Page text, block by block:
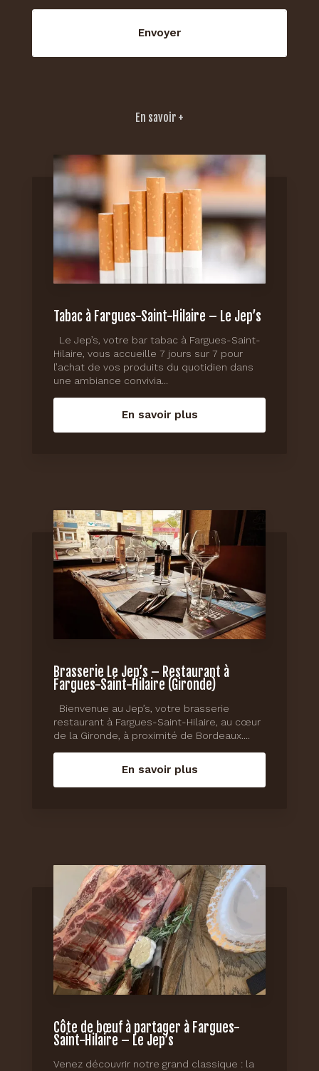
En savoir +
Tabac à Fargues-Saint-Hilaire – Le Jep’s
Le Jep’s, votre bar tabac à Fargues-Saint-
Hilaire, vous accueille 7 jours sur 7 pour
l’achat de vos produits du quotidien dans
une ambiance convivia...
En savoir plus
Brasserie Le Jep’s – Restaurant à
Fargues-Saint-Hilaire (Gironde)
Bienvenue au Jep’s, votre brasserie
restaurant à Fargues-Saint-Hilaire, au cœur
de la Gironde, à proximité de Bordeaux....
En savoir plus
Côte de bœuf à partager à Fargues-
Saint-Hilaire – Le Jep’s
Venez découvrir notre grand classique : la